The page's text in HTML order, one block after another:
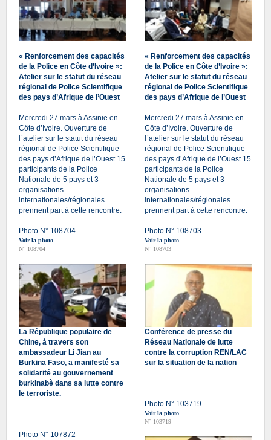
« Renforcement des capacités
de la Police en Côte d’Ivoire »:
Atelier sur le statut du réseau
régional de Police Scientifique
des pays d’Afrique de l’Ouest
Mercredi 27 mars à Assinie en
Côte d’Ivoire. Ouverture de
l`atelier sur le statut du réseau
régional de Police Scientifique
des pays d’Afrique de l’Ouest.15
participants de la Police
Nationale de 5 pays et 3
organisations
internationales/régionales
prennent part à cette rencontre.
Photo N° 108704
Voir la photo
N° 108704
« Renforcement des capacités
de la Police en Côte d’Ivoire »:
Atelier sur le statut du réseau
régional de Police Scientifique
des pays d’Afrique de l’Ouest
Mercredi 27 mars à Assinie en
Côte d’Ivoire. Ouverture de
l`atelier sur le statut du réseau
régional de Police Scientifique
des pays d’Afrique de l’Ouest.15
participants de la Police
Nationale de 5 pays et 3
organisations
internationales/régionales
prennent part à cette rencontre.
Photo N° 108703
Voir la photo
N° 108703
La République populaire de
Chine, à travers son
ambassadeur Li Jian au
Burkina Faso, a manifesté sa
solidarité au gouvernement
burkinabè dans sa lutte contre
le terroriste.
Photo N° 107872
Conférence de presse du
Réseau Nationale de lutte
contre la corruption REN/LAC
sur la situation de la nation
Photo N° 103719
Voir la photo
N° 103719